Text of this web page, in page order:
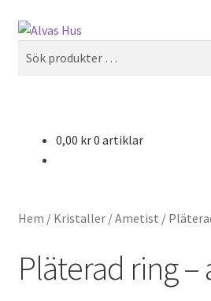
Hoppa
navigering
Hoppa
innehåll
Sök
0,00 kr0 artiklar
Hem / Kristaller/Ametist /
Pläterad ring –